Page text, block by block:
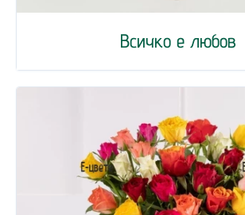
Всичко е любов